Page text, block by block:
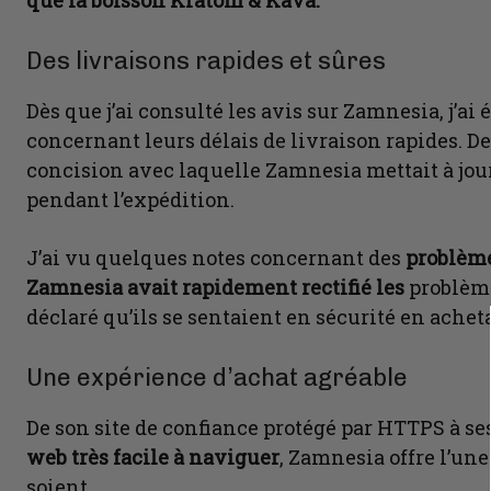
Des livraisons rapides et sûres
Dès que j’ai consulté les avis sur Zamnesia,
concernant leurs délais de livraison rapides.
concision avec laquelle Zamnesia mettait à
pendant l’expédition.
J’ai vu quelques notes concernant des
Zamnesia avait rapidement rectifié les
déclaré qu’ils se sentaient en sécurité en
Une expérience d’achat agréable
De son site de confiance protégé par HTTPS à ses
web très facile à naviguer, Zamnesia offre